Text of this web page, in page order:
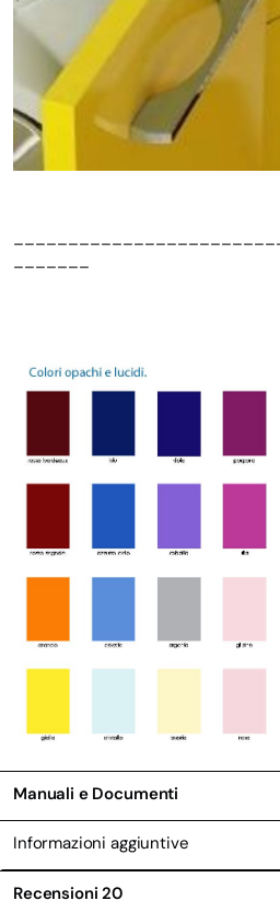
_______
Manuali e Documenti
Informazioni aggiuntive
Recensioni20